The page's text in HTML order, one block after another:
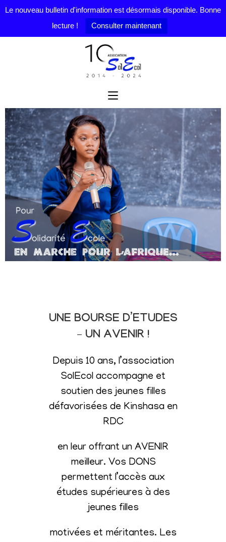
Le nouveau bulletin d'information est désormais disponible. Bonne
lecture !
Consulter maintenant
UNE BOURSE D’ETUDES
– UN AVENIR !
Depuis 10 ans, l’association
SolEcol accompagne et
soutien des jeunes filles
défavorisées de Kinshasa en
RDC
en leur offrant un AVENIR
meilleur. Vos DONS
permettent l’accès aux
études supérieures à des
jeunes filles
motivées et méritantes. Les